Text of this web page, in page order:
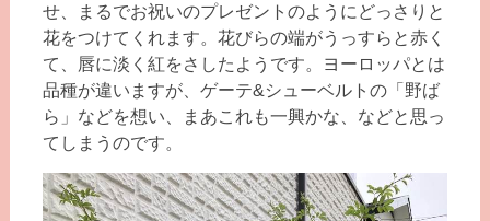
せ、まるでお祝いのプレゼントのようにどっさりと
花をつけてくれます。花びらの端がうっすらと赤く
て、唇に淡く紅をさしたようです。ヨーロッパとは
品種が違いますが、ゲーテ&シューベルトの「野ば
ら」などを想い、まあこれも一興かな、などと思っ
てしまうのです。